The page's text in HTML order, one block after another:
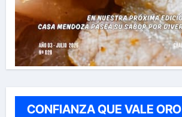
CONFIANZA QUE VALE ORO